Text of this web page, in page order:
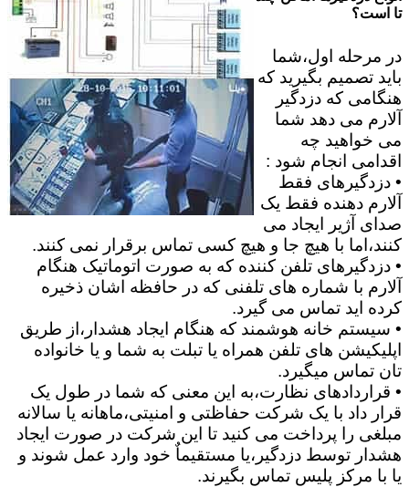
تا است؟
در مرحله اول،شما
باید تصمیم بگیرید که
هنگامی که دزدگیر
آلارم می دهد شما
می خواهید چه
اقدامی انجام شود :
• دزدگیرهای فقط
آلارم دهنده فقط یک
صدای آژیر ایجاد می
کنند،اما با هیچ جا و هیچ کسی تماس برقرار نمی کنند.
• دزدگیرهای تلفن کننده که به صورت اتوماتیک هنگام
آلارم با شماره های تلفنی که در حافظه اشان ذخیره
کرده اید تماس می گیرد.
• سیستم خانه هوشمند که هنگام ایجاد هشدار،از طریق
اپلیکیشن های تلفن همراه یا تبلت به شما و یا خانواده
تان تماس میگیرد.
• قراردادهای نظارت،به این معنی که شما در طول یک
قرار داد با یک شرکت حفاظتی و امنیتی،ماهانه یا سالانه
مبلغی را پرداخت می کنید تا این شرکت در صورت ایجاد
هشدار توسط دزدگیر،یا مستقیماٌ خود وارد عمل شوند و
یا با مرکز پلیس تماس بگیرند.